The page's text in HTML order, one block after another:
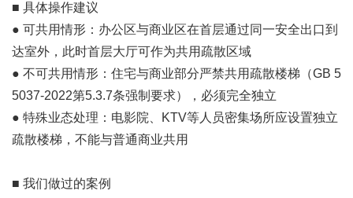
■ 具体操作建议
● 可共用情形：办公区与商业区在首层通过同一安全出口到
达室外，此时首层大厅可作为共用疏散区域
● 不可共用情形：住宅与商业部分严禁共用疏散楼梯（GB 5
5037-2022第5.3.7条强制要求），必须完全独立
● 特殊业态处理：电影院、KTV等人员密集场所应设置独立
疏散楼梯，不能与普通商业共用
■ 我们做过的案例